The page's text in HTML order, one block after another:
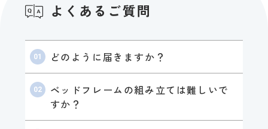
よくあるご質問
どのように届きますか？
ベッドフレームの組み立ては難しいで
すか？